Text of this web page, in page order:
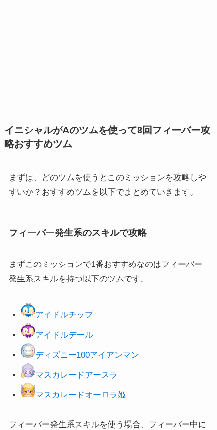
イニシャルがAのツムを使って8回フィーバー攻
略おすすめツム
まずは、どのツムを使うとこのミッションを攻略しや
すいか？おすすめツムを以下でまとめていきます。
フィーバー発生系のスキルで攻略
まずこのミッションで1番おすすめなのはフィーバー
発生系スキルを持つ以下のツムです。
アイドルチップ
アイドルデール
ディズニー100アイアンマン
マスカレードアースラ
マスカレードオーロラ姫
フィーバー発生系スキルを使う場合、フィーバー中に